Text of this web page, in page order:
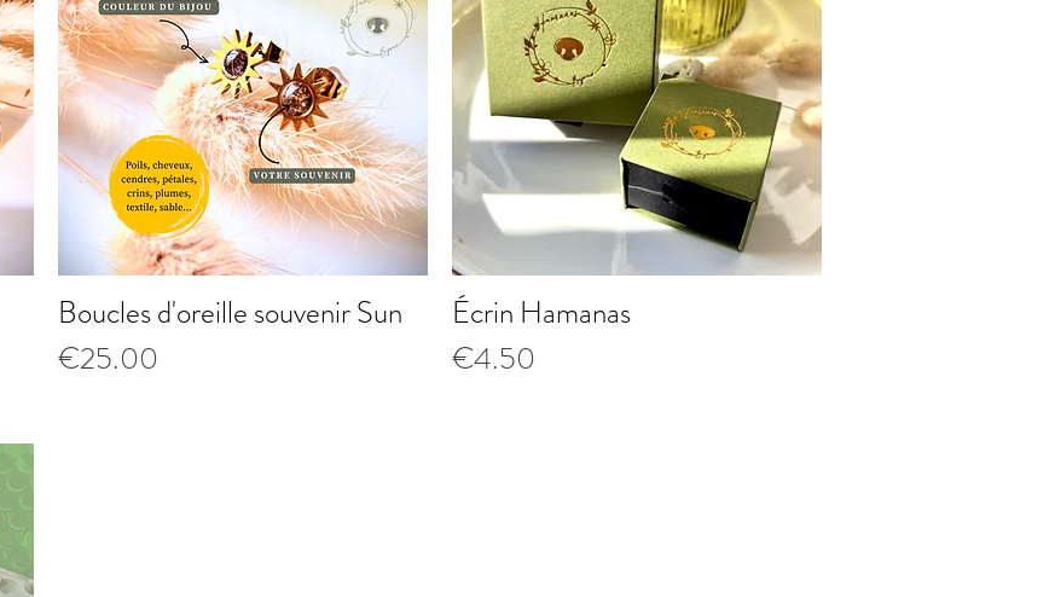
Quick View
Boucles d'oreille souvenir Sun
Price
€25.00
Quick View
Écrin Hamanas
Price
€4.50